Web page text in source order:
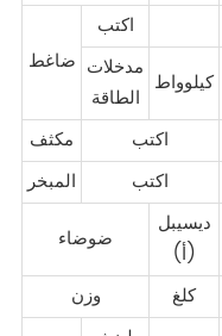
ضاغط
اكتب
مدخلات
الطاقة
كيلوواط
مكثف
اكتب
المبخر
اكتب
ضوضاء
ديسيبل
(أ)
وزن
كلغ